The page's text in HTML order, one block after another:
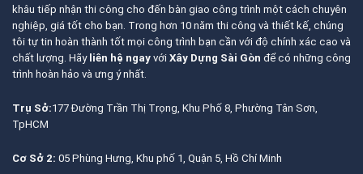
khâu tiếp nhận thi công cho đến bàn giao công trình một cách chuyên
nghiệp, giá tốt cho bạn. Trong hơn 10 năm thi công và thiết kế, chúng
tôi tự tin hoàn thành tốt mọi công trình bạn cần với độ chính xác cao và
chất lượng. Hãy liên hệ ngay với Xây Dựng Sài Gòn để có những công
trình hoàn hảo và ưng ý nhất.
Trụ Sở:177 Đường Trần Thị Trọng, Khu Phố 8, Phường Tân Sơn,
TpHCM
Cơ Sở 2: 05 Phùng Hưng, Khu phố 1, Quận 5, Hồ Chí Minh